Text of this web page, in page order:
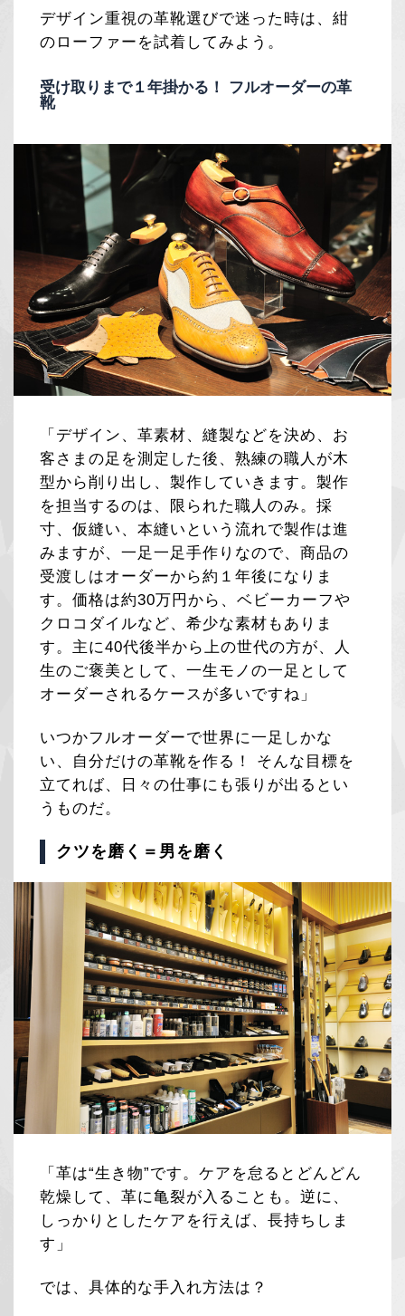
デザイン重視の革靴選びで迷った時は、紺
のローファーを試着してみよう。
受け取りまで１年掛かる！ フルオーダーの革
靴
「デザイン、革素材、縫製などを決め、お
客さまの足を測定した後、熟練の職人が木
型から削り出し、製作していきます。製作
を担当するのは、限られた職人のみ。採
寸、仮縫い、本縫いという流れで製作は進
みますが、一足一足手作りなので、商品の
受渡しはオーダーから約１年後になりま
す。価格は約30万円から、ベビーカーフや
クロコダイルなど、希少な素材もありま
す。主に40代後半から上の世代の方が、人
生のご褒美として、一生モノの一足として
オーダーされるケースが多いですね」
いつかフルオーダーで世界に一足しかな
い、自分だけの革靴を作る！ そんな目標を
立てれば、日々の仕事にも張りが出るとい
うものだ。
クツを磨く＝男を磨く
「革は“生き物”です。ケアを怠るとどんどん
乾燥して、革に亀裂が入ることも。逆に、
しっかりとしたケアを行えば、長持ちしま
す」
では、具体的な手入れ方法は？